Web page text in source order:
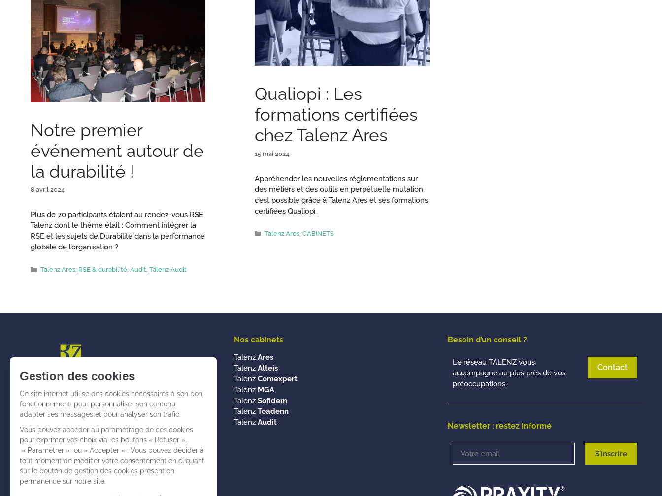
Qualiopi : Les
formations certifiées
chez Talenz Ares
15 mai 2024
Appréhender les nouvelles réglementations sur
des métiers et des outils en perpétuelle mutation,
c’est possible grâce à Talenz Ares et ses formations
certifiées Qualiopi.
Catégories
Talenz Ares,CABINETS
Notre premier
événement autour de
la durabilité !
8 avril 2024
Plus de 70 participants étaient au rendez-vous RSE
Talenz dont le thème était : Comment intégrer la
RSE et les sujets de Durabilité dans la performance
globale de l’organisation ?
Catégories
Talenz Ares, RSE & durabilité,Audit,Talenz Audit
Nos cabinets
Talenz Ares
Talenz Alteis
Talenz Comexpert
Talenz MGA
Talenz Sofidem
Talenz Toadenn
Talenz Audit
Besoin d’un conseil ?
Le réseau TALENZ vous
accompagne au plus près de vos
préoccupations.
Contact
Newsletter : restez informé